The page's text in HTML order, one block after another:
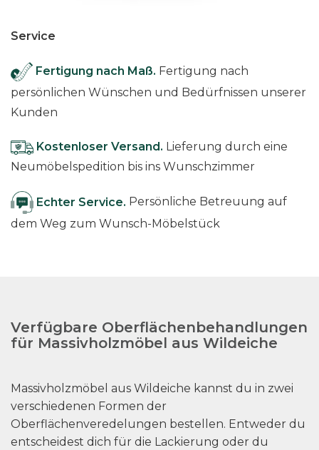
Service
Fertigung nach Maß. Fertigung nach
persönlichen Wünschen und Bedürfnissen unserer
Kunden
Kostenloser Versand. Lieferung durch eine
Neumöbelspedition bis ins Wunschzimmer
Echter Service. Persönliche Betreuung auf
dem Weg zum Wunsch-Möbelstück
Verfügbare Oberflächenbehandlungen
für Massivholzmöbel aus Wildeiche
Massivholzmöbel aus Wildeiche kannst du in zwei
verschiedenen Formen der
Oberflächenveredelungen bestellen. Entweder du
entscheidest dich für die Lackierung oder du